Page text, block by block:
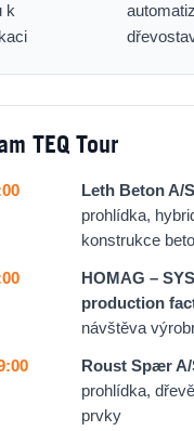
k
TEQ Tour
Leth Beton A/S
prohlídka,
konstrukce
HOMAG –
production
návštěva
Roust Spær A/
prohlídka,
prvky